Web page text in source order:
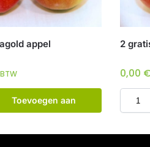
appel
Toevoegen aan
2
0,00